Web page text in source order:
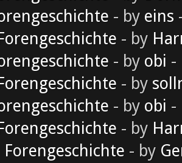
- by eins
- by
- by obi -
- by
- by obi -
- by
Forengeschichte - by